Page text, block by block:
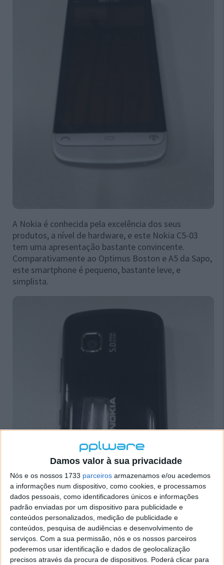
Damos valor à sua privacidade
Nós e os nossos 1733 parceiros armazenamos e/ou acedemos
a informações num dispositivo, como cookies, e processamos
dados pessoais, como identificadores únicos e informações
padrão enviadas por um dispositivo para publicidade e
conteúdos personalizados, medição de publicidade e
conteúdos, pesquisa de audiências e desenvolvimento de
serviços. Com a sua permissão, nós e os nossos parceiros
poderemos usar identificação e dados de geolocalização
precisos através da procura de dispositivos. Poderá clicar para
A Nokia é conhecida pela excelência dos seus
produtos, a nível de hardware, e este Nokia C5-03
tem uma apresentação bastante convincente.
Comparativamente ao Optimus Boston e A5 da Sapo,
este smartphone é pequeno, bastante leve, e
simplista.